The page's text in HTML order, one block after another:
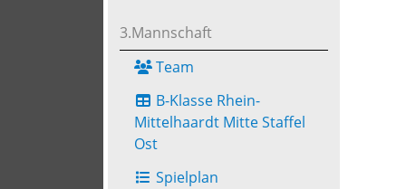
3.Mannschaft
Team
B-Klasse Rhein-
Mittelhaardt Mitte Staffel
Ost
Spielplan